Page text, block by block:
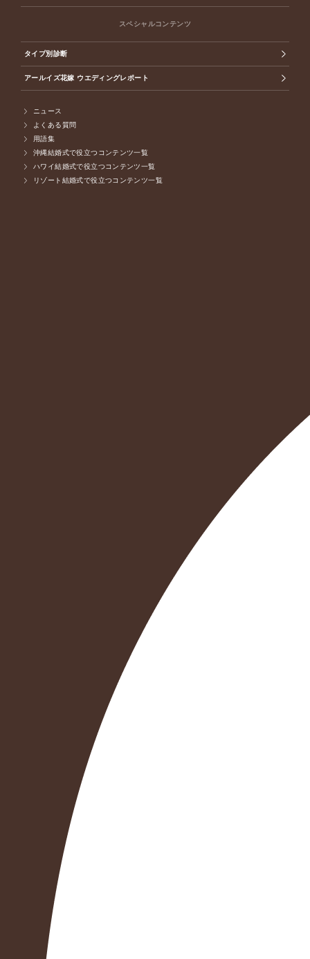
スペシャルコンテンツ
タイプ別診断
アールイズ花嫁 ウエディングレポート
ニュース
よくある質問
用語集
沖縄結婚式で役立つコンテンツ一覧
ハワイ結婚式で役立つコンテンツ一覧
リゾート結婚式で役立つコンテンツ一覧